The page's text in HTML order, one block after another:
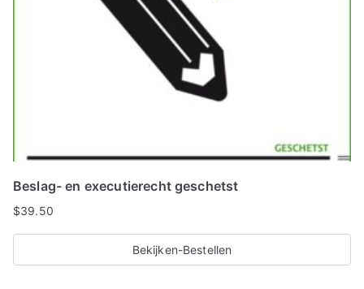
Beslag- en executierecht geschetst
$39.50
Bekijken-Bestellen